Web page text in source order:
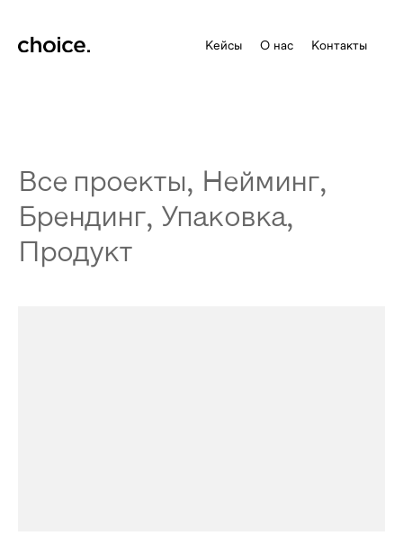
Кейсы О нас Контакты
Страница всех проектов
Все проекты, Нейминг,
Брендинг, Упаковка,
Продукт